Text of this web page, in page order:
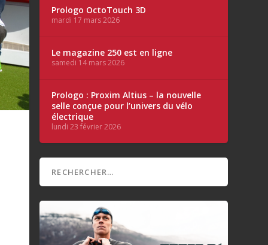
Prologo OctoTouch 3D
mardi 17 mars 2026
Le magazine 250 est en ligne
samedi 14 mars 2026
Prologo : Proxim Altius – la nouvelle
selle conçue pour l’univers du vélo
électrique
lundi 23 février 2026